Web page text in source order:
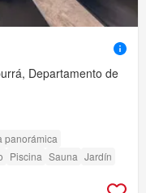
Departamento de
panorámica
Piscina Sauna Jardín